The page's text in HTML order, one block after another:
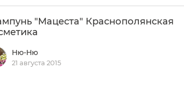
"Мацеста" Краснополянская
Ню-Ню
21 августа 2015